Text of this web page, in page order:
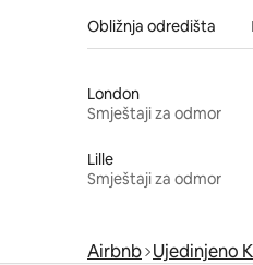
Obližnja odredišta
London
Smještaji za odmor
Lille
Smještaji za odmor
Airbnb Ujedinjeno